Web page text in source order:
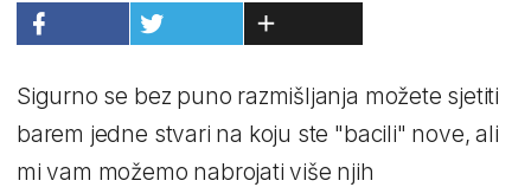
Sigurno se bez puno razmišljanja možete sjetiti
barem jedne stvari na koju ste "bacili" nove, ali
mi vam možemo nabrojati više njih